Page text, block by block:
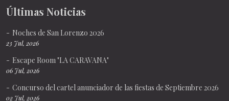
Últimas Noticias
Noches de San Lorenzo 2026
23 Jul, 2026
Escape Room "LA CARAVANA"
06 Jul, 2026
Concurso del cartel anunciador de las fiestas de Septiembre 2026
02 Jul, 2026